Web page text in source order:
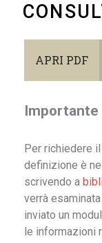
APRI PDF
Importante
Per richiedere
definizione è
scrivendo a
verrà
inviato un
le informazioni